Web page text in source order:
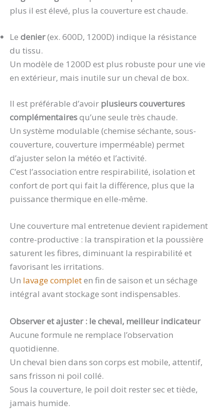
plus il est élevé, plus la couverture est chaude.
Le denier(ex. 600D, 1200D) indique la résistance
du tissu.
Un modèle de 1200D est plus robuste pour une vie
en extérieur, mais inutile sur un cheval de box.
Il est préférable d’avoir plusieurs couvertures
complémentairesqu’une seule très chaude.
Un système modulable (chemise séchante, sous-
couverture, couverture imperméable) permet
d’ajuster selon la météo et l’activité.
C’est l’association entre respirabilité, isolation et
confort de port qui fait la différence, plus que la
puissance thermique en elle-même.
Une couverture mal entretenue devient rapidement
contre-productive : la transpiration et la poussière
saturent les fibres, diminuant la respirabilité et
favorisant les irritations.
Un lavage completen fin de saison et un séchage
intégral avant stockage sont indispensables.
Observer et ajuster : le cheval, meilleur indicateur
Aucune formule ne remplace l’observation
quotidienne.
Un cheval bien dans son corps est mobile, attentif,
sans frisson ni poil collé.
Sous la couverture, le poil doit rester sec et tiède,
jamais humide.